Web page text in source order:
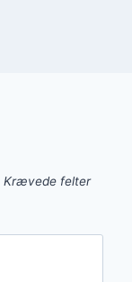
Krævede felter